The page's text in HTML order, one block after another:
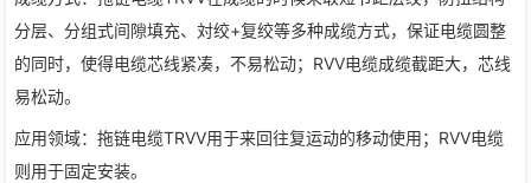
分层、分组式间隙填充、対绞+复绞等多种成缆方式，保证电缆圆整
的同时，使得电缆芯线紧凑，不易松动；RVV电缆成缆截距大，芯线
易松动。
应用领域：拖链电缆TRVV用于来回往复运动的移动使用；RVV电缆
则用于固定安装。